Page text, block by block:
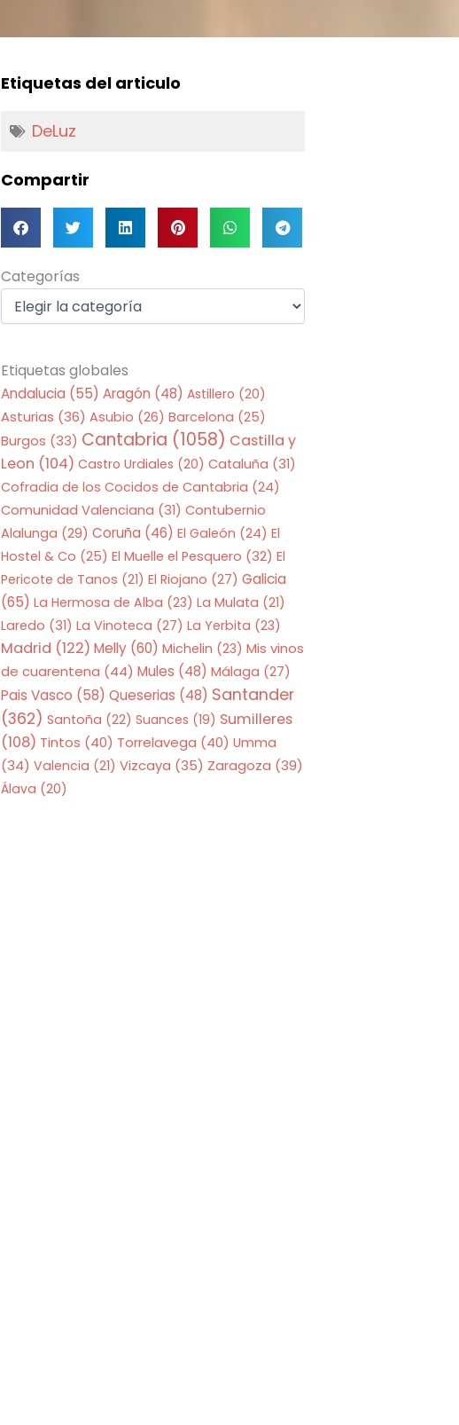
Etiquetas del articulo
DeLuz
Compartir
Categorías
Categorías
Etiquetas globales
Andalucia (55) Aragón (48) Astillero (20)
Asturias (36) Asubio (26) Barcelona (25)
Burgos (33) Cantabria (1058) Castilla y
Leon (104) Castro Urdiales (20) Cataluña (31)
Cofradia de los Cocidos de Cantabria (24)
Comunidad Valenciana (31) Contubernio
Alalunga (29) Coruña (46) El Galeón (24) El
Hostel & Co (25) El Muelle el Pesquero (32) El
Pericote de Tanos (21) El Riojano (27) Galicia
(65) La Hermosa de Alba (23) La Mulata (21)
Laredo (31) La Vinoteca (27) La Yerbita (23)
Madrid (122) Melly (60) Michelin (23) Mis vinos
de cuarentena (44) Mules (48) Málaga (27)
Pais Vasco (58) Queserias (48) Santander
(362) Santoña (22) Suances (19) Sumilleres
(108) Tintos (40) Torrelavega (40) Umma
(34) Valencia (21) Vizcaya (35) Zaragoza (39)
Álava (20)